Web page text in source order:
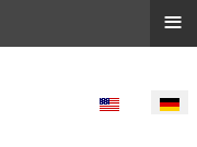
SPRACHE
≡